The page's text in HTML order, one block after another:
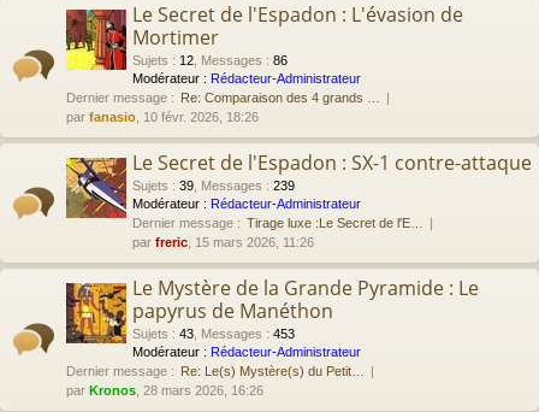
Le Secret de l'Espadon : L'évasion de
Mortimer
Sujets : 12 Messages : 86
Modérateur : Rédacteur-Administrateur
Dernier message : Re: Comparaison des 4 grands …
par fanasio , 10 févr. 2026, 18:26
Le Secret de l'Espadon : SX-1 contre-attaque
Sujets : 39 Messages : 239
Modérateur : Rédacteur-Administrateur
Dernier message : Tirage luxe :Le Secret de l'E…
par freric , 15 mars 2026, 11:26
Le Mystère de la Grande Pyramide : Le
papyrus de Manéthon
Sujets : 43 Messages : 453
Modérateur : Rédacteur-Administrateur
Dernier message : Re: Le(s) Mystère(s) du Petit…
par Kronos , 28 mars 2026, 16:26